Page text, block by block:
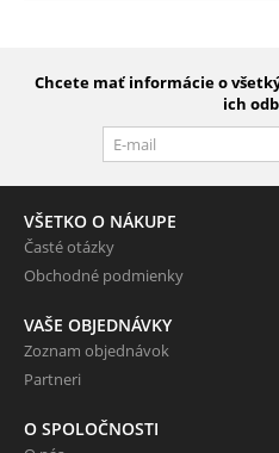
Chcete mať informácie o
ich
VŠETKO O NÁKUPE
Časté otázky
Obchodné podmienky
VAŠE OBJEDNÁVKY
Zoznam objednávok
Partneri
O SPOLOČNOSTI